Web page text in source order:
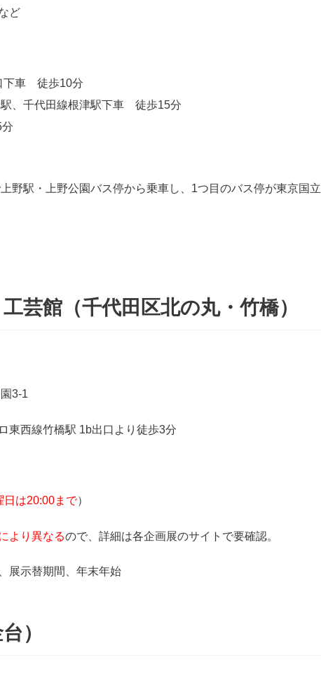
ど
下車 徒歩10分
、千代田線根津駅下車 徒歩15分
野駅・上野公園バス停から乗車し、1つ目のバス停が東京国立
芸館（千代田区北の丸・竹橋）
3-1
東西線竹橋駅 1b出口より徒歩3分
日は20:00まで）
より異なるので、詳細は各企画展のサイトで要確認。
展示替期間、年末年始
）